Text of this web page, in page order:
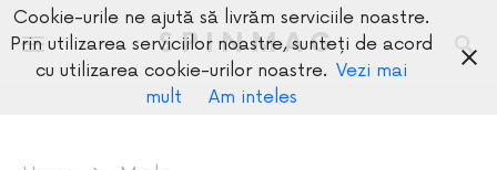
SPINMAG
Cookie-urile ne ajută să livrăm serviciile noastre.
Prin utilizarea serviciilor noastre, sunteți de acord
cu utilizarea cookie-urilor noastre. Vezi mai
mult
Am inteles